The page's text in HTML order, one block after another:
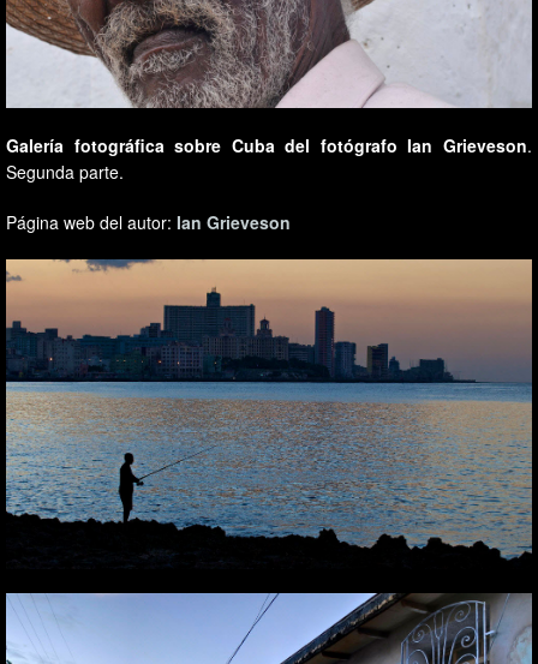
Galería fotográfica sobre Cuba del fotógrafo Ian Grieveson.
Segunda parte.
Página web del autor: Ian Grieveson